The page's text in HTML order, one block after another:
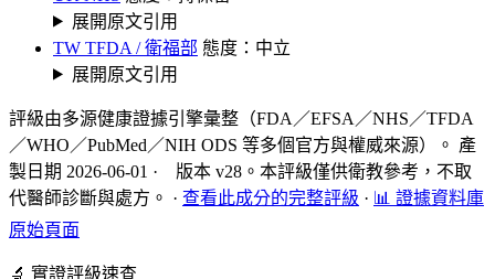
展開原文引用
TW TFDA / 衛福部 態度：中立
展開原文引用
評級由多源健康證據引擎彙整（FDA／EFSA／NHS／TFDA
／WHO／PubMed／NIH ODS 等多個官方與權威來源）。 產
製日期 2026-06-01 · 版本 v28。本評級僅供衛教參考，不取
代醫師診斷與處方。 · 查看此成分的完整評級 · 📊 證據資料庫
原始頁面
🔬 實證評級速查